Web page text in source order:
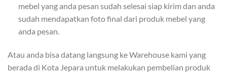
mebel yang anda pesan sudah selesai siap kirim dan anda
sudah mendapatkan foto final dari produk mebel yang
anda pesan.
Atau anda bisa datang langsung ke Warehouse kami yang
berada di Kota Jepara untuk melakukan pembelian produk